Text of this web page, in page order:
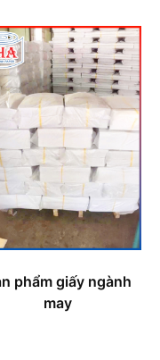
phẩm giấy ngành
may